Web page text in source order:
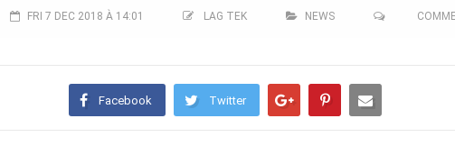
FRI 7 DEC 2018 À 14:01 LAG TEK NEWS
Facebook Twitter